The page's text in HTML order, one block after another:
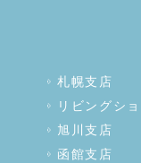
札幌支店
リビングシ
旭川支店
函館支店